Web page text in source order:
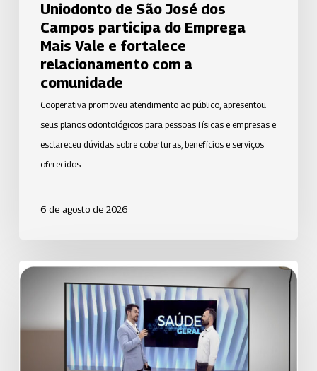
fortalece
relacionamento
com
Uniodonto de São José dos
Campos participa do Emprega
Mais Vale e fortalece
relacionamento com a
comunidade
Cooperativa promoveu atendimento ao público, apresentou
seus planos odontológicos para pessoas físicas e empresas e
esclareceu dúvidas sobre coberturas, benefícios e serviços
oferecidos.
6 de agosto de 2026
Uniodonto
orienta
população